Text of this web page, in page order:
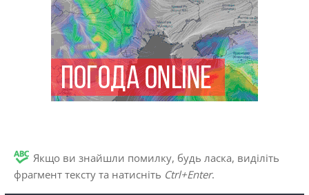
Якщо ви знайшли помилку, будь ласка, виділіть
фрагмент тексту та натисніть Ctrl+Enter.